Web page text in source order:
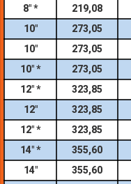
8″ *
219,08
10″
273,05
10″
273,05
10″ *
273,05
12″ *
323,85
12″
323,85
12″ *
323,85
14″ *
355,60
14″
355,60